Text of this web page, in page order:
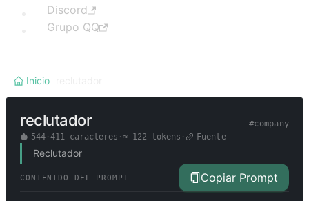
Discord
Grupo QQ
Inicio
reclutador #company
544· 411 caracteres · ≈ 122 tokens · Fuente
Reclutador
CONTENIDO DEL PROMPT Copiar Prompt